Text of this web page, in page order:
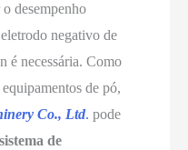
desempenho
negativo de
é necessária. Como
de pó,
Co., Ltd. pode
de